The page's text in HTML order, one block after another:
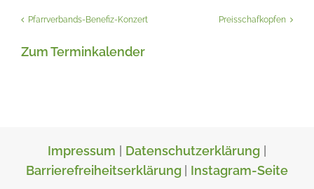
Pfarrverbands-Benefiz-Konzert Preisschafkopfen
Zum Terminkalender
Impressum Datenschutzerklärung
Barrierefreiheitserklärung
Instagram-Seite